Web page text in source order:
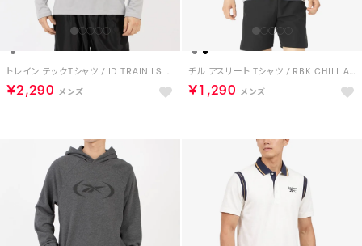
トレイン テックTシャツ / ID TRAIN LS TECH TEE （レジャーグレー）
￥2,290
チル アスリート Tシャツ / RBK CHILL ATHLETE TEE （グレー）
￥1,290